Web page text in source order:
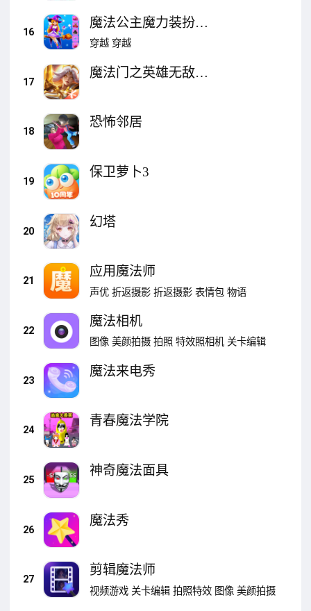
16
魔法公主魔力装扮故
事
穿越 穿越
17
魔法门之英雄无敌：
18
恐怖邻居
19
保卫萝卜3
20
幻塔
21
应用魔法师
声优 折返摄影 折返摄影 表情包 物语
22
魔法相机
图像 美颜拍摄 拍照 特效照相机 关卡编辑
23
魔法来电秀
24
青春魔法学院
25
神奇魔法面具
26
魔法秀
27
剪辑魔法师
视频游戏 关卡编辑 拍照特效 图像 美颜拍摄